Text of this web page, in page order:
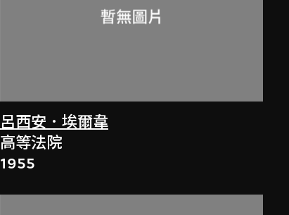
呂西安．埃爾韋
高等法院
1955